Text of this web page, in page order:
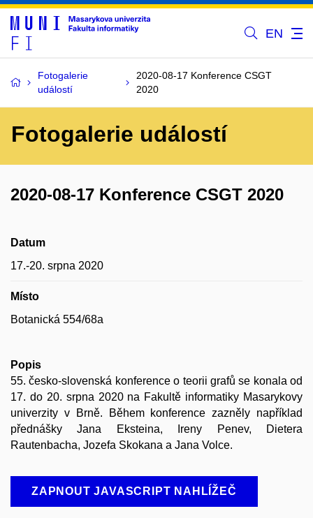
EN
Fotogalerie
událostí
2020-08-17 Konference CSGT
2020
Fotogalerie událostí
2020-08-17 Konference CSGT 2020
Datum
17.-20. srpna 2020
Místo
Botanická 554/68a
Popis
55. česko-slovenská konference o teorii grafů se konala od
17. do 20. srpna 2020 na Fakultě informatiky Masarykovy
univerzity v Brně. Během konference zazněly například
přednášky Jana Eksteina, Ireny Penev, Dietera
Rautenbacha, Jozefa Skokana a Jana Volce.
ZAPNOUT JAVASCRIPT NAHLÍŽEČ